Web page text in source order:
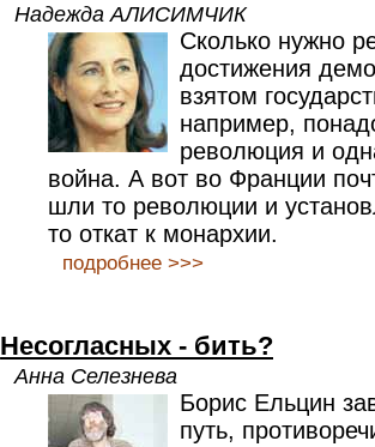
Надежда АЛИСИМЧИК
Сколько нужно
достижения
взятом
например,
революция и
война. А вот во Франции
шли то революции и
то откат к монархии.
подробнее >>>
Несогласных - бить?
Анна Селезнева
Борис Ельцин
путь,